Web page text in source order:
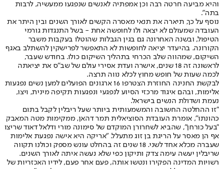
והיא מביעה חרטה רבה וכן אמפתיה לאנשים שנפגעו ממעשיה, לרבות
בתה".
נוסף על כך, תיארה את תנאי מאסרה הקשים לאורך השנים ובין היתר את
העובדה שמעולם לא יצאה ולו לחופשה אחת - בשל התנגדות גורמי
הטיפול, ובשנה האחרונה גם בגין הגבלות שהוטלו בעקבות משבר
הקורונה. בהיעדר יציאה לחופשות לא התאפשר לפרישקין להשתלב באגף
השיקום, שמהווה שלב הכרחי בתהליך השיקום כולו. בחודש שעבר,
לראשונה זה 18 שנים, אישרה ועדת אסירי עולם של שב"ס את יציאתה
לכמה שעות של חופש מחוץ לכלא נווה תרצה.
לבקשת החנינה החוזרת הצטרפו 16 ארגונים הפועלים למען נשים נפגעות
אלימות, ובהם איגוד מרכזי הסיוע לנפגעי ונפגעות תקיפה מינית, ויצו,
נעמת ושדולת הנשים בישראל.
"זו ההחלטה החשובה והמשמעותית ביותר שעל ריבלין לקבל בתום
כהונתו", אומרת העובדת הסוציאלית תמר דהאן, ממקימות מטה המאבק
"בעל כורחן", שהביא לשחרורן המוקדם של סימונה מורי ודלאל דאוד שריצו
אף הן מאסר על הריגת בן זוג מתעלל. "אריקה היא אישה נפגעת אלימות
שעברה מכלא אחד לשני. 18 שנים זה בהחלט עונש מספק וכולנו תקווה
שריבלין יעשה עימה צדק ותיקון כפי שלא נעשה איתה לאורך השנים.
רשויות המדינה הפקירו ונטשו אותה, פעם אחר פעם, לידיו האכזריות של